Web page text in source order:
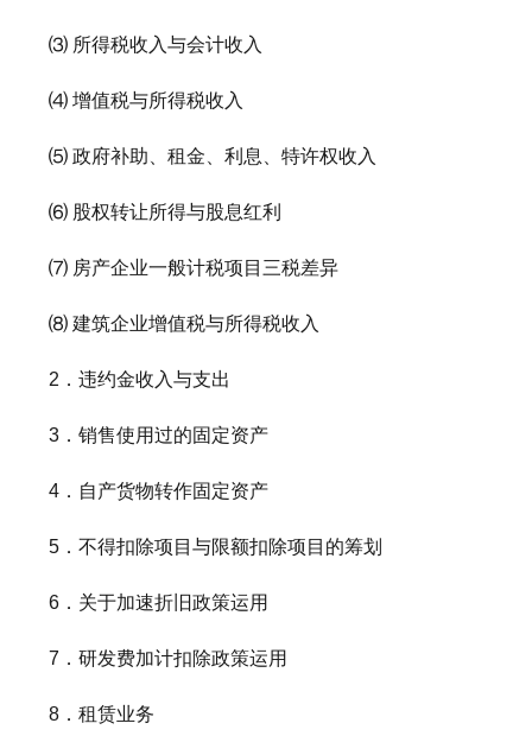
⑶ 所得税收入与会计收入
⑷ 增值税与所得税收入
⑸ 政府补助、租金、利息、特许权收入
⑹ 股权转让所得与股息红利
⑺ 房产企业一般计税项目三税差异
⑻ 建筑企业增值税与所得税收入
2．违约金收入与支出
3．销售使用过的固定资产
4．自产货物转作固定资产
5．不得扣除项目与限额扣除项目的筹划
6．关于加速折旧政策运用
7．研发费加计扣除政策运用
8．租赁业务